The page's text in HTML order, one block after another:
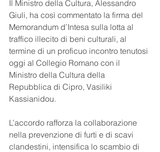
Il Ministro della Cultura, Alessandro
Giuli, ha così commentato la firma del
Memorandum d’Intesa sulla lotta al
traffico illecito di beni culturali, al
termine di un proficuo incontro tenutosi
oggi al Collegio Romano con il
Ministro della Cultura della
Repubblica di Cipro, Vasiliki
Kassianidou.
L’accordo rafforza la collaborazione
nella prevenzione di furti e di scavi
clandestini, intensifica lo scambio di